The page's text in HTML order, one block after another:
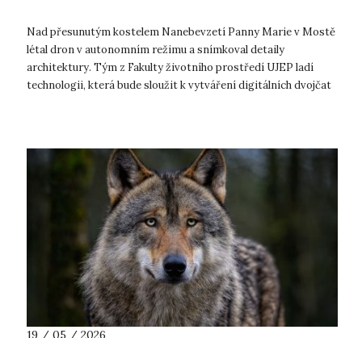
Nad přesunutým kostelem Nanebevzetí Panny Marie v Mostě
létal dron v autonomním režimu a snímkoval detaily
architektury. Tým z Fakulty životního prostředí UJEP ladí
technologii, která bude sloužit k vytváření digitálních dvojčat
19 / 05 / 2026